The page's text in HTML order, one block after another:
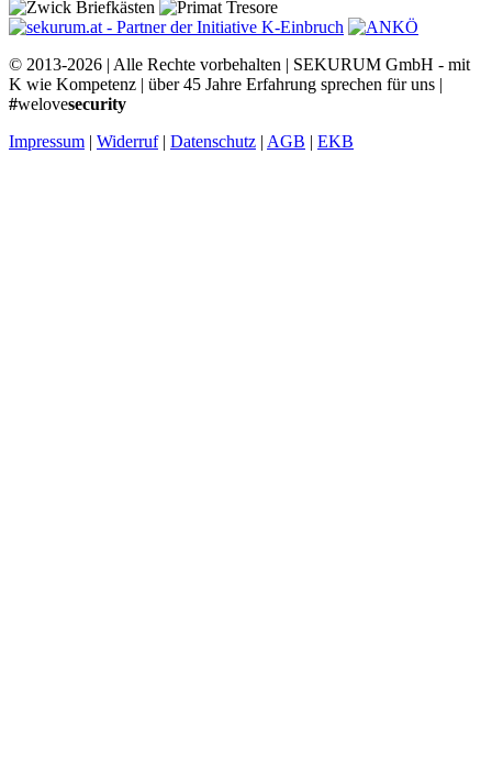
© 2013-2026 | Alle Rechte vorbehalten | SEKURUM GmbH - mit
K wie Kompetenz | über 45 Jahre Erfahrung sprechen für uns |
#welovesecurity
Impressum | Widerruf| Datenschutz | AGB | EKB